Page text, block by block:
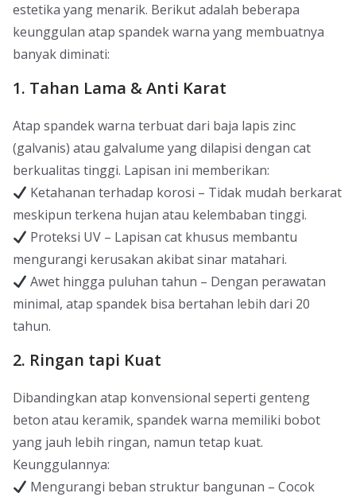
estetika yang menarik. Berikut adalah beberapa
keunggulan atap spandek warna yang membuatnya
banyak diminati:
1. Tahan Lama & Anti Karat
Atap spandek warna terbuat dari baja lapis zinc
(galvanis) atau galvalume yang dilapisi dengan cat
berkualitas tinggi. Lapisan ini memberikan:
Ketahanan terhadap korosi – Tidak mudah berkarat
meskipun terkena hujan atau kelembaban tinggi.
Proteksi UV – Lapisan cat khusus membantu
mengurangi kerusakan akibat sinar matahari.
Awet hingga puluhan tahun – Dengan perawatan
minimal, atap spandek bisa bertahan lebih dari 20
tahun.
2. Ringan tapi Kuat
Dibandingkan atap konvensional seperti genteng
beton atau keramik, spandek warna memiliki bobot
yang jauh lebih ringan, namun tetap kuat.
Keunggulannya:
Mengurangi beban struktur bangunan – Cocok